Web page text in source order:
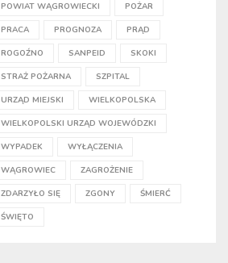
POWIAT WĄGROWIECKI POŻAR
PRACA PROGNOZA PRĄD
ROGOŹNO SANPEID SKOKI
STRAŻ POŻARNA SZPITAL
URZĄD MIEJSKI WIELKOPOLSKA
WIELKOPOLSKI URZĄD WOJEWÓDZKI
WYPADEK WYŁĄCZENIA
WĄGROWIEC ZAGROŻENIE
ZDARZYŁO SIĘ ZGONY ŚMIERĆ
ŚWIĘTO